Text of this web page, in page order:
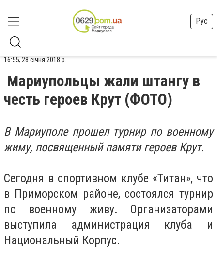
Рус
16:55, 28 січня 2018 р.
Мариупольцы жали штангу в
честь героев Крут (ФОТО)
В Мариуполе прошел турнир по военному
жиму, посвященный памяти героев Крут.
Сегодня в спортивном клубе «Титан», что
в Приморском районе, состоялся турнир
по военному живу. Организаторами
выступила администрация клуба и
Национальный Корпус.